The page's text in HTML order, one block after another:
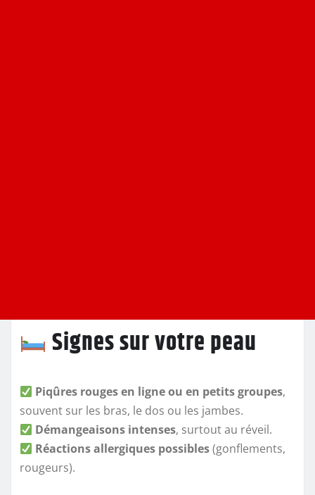
Signes sur votre peau
Piqûres rouges en ligne ou en petits groupes,
souvent sur les bras, le dos ou les jambes.
Démangeaisons intenses, surtout au réveil.
Réactions allergiques possibles(gonflements,
rougeurs).